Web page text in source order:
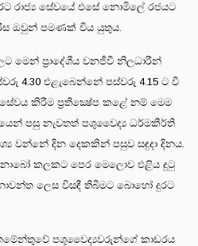
රාජ්‍ය සේවයේ එසේ නොමිලේ රජයට
ඔවුන් පමණක් විය යුතුය.
මෙන් ප්‍රාදේශීය වනජීවී නිලධාරීන්
4.30 එළැබෙන්නේ පස්වරු 4.15 ට වී
කිරීම ප්‍රතික්‍ෂේප කළේ නම් මෙම
පසු නැවතත් පශුවෛද්‍ය ධර්මකීර්ති
වන්නේ දින දෙකකින් පසුව සඳුදා දිනය.
කලකට පෙර මෙලොව එළිය දුටු
ලෙස විසඳී තිබීමට බොහෝ දුරට
පශුවෛද්‍යවරුන්ගේ කාඩරය